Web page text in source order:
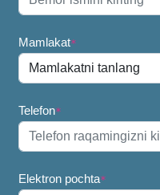
Mamlakat*
Telefon*
Elektron pochta*